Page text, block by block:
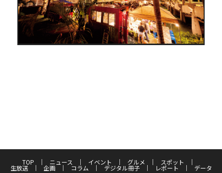
TOP ニュース イベント グルメ スポット
生放送 企画 コラム デジタル冊子 レポート データ